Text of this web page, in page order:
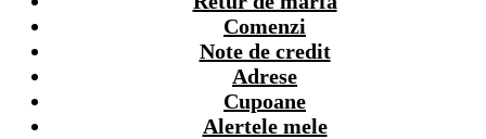
Comenzi
Note de credit
Adrese
Cupoane
Alertele mele